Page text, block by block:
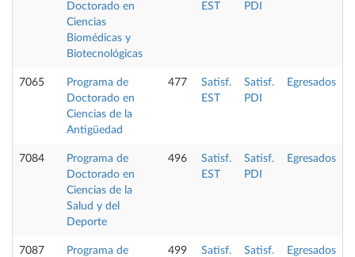
Doctorado en
Ciencias
Biomédicas y
Biotecnológicas
EST
PDI
7065
Programa de
Doctorado en
Ciencias de la
Antigüedad
477
Satisf.
EST
Satisf.
PDI
Egresados
7084
Programa de
Doctorado en
Ciencias de la
Salud y del
Deporte
496
Satisf.
EST
Satisf.
PDI
Egresados
7087
Programa de
499
Satisf.
Satisf.
Egresados